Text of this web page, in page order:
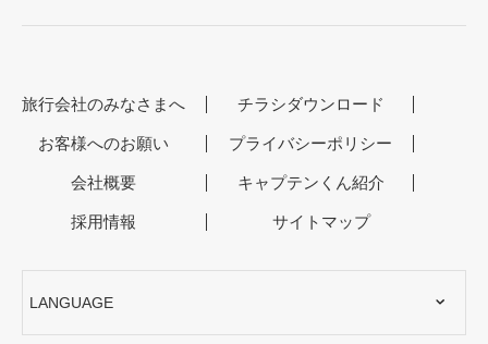
旅行会社のみなさまへ チラシダウンロード
お客様へのお願い プライバシーポリシー
会社概要 キャプテンくん紹介
採用情報 サイトマップ